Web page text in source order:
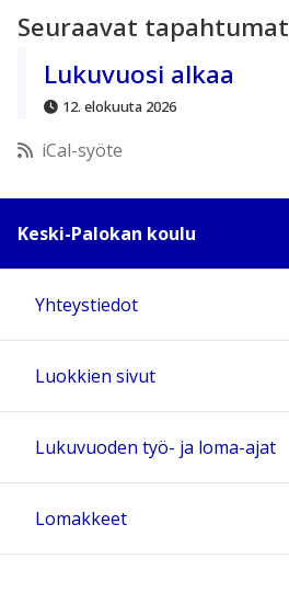
12:00
15:00
16:00
17:00
18:00
Seuraavat tapahtumat
Lukuvuosi alkaa
12. elokuuta 2026
iCal-syöte
Keski-Palokan koulu
Yhteystiedot
Luokkien sivut
Lukuvuoden työ- ja loma-ajat
Lomakkeet